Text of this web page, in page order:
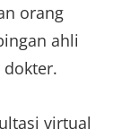
orang
ahli
virtual